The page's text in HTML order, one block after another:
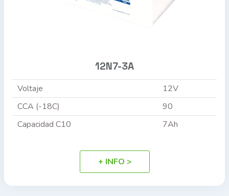
12N7-3A
Voltaje
12V
CCA (-18C)
90
Capacidad C10
7Ah
+ INFO >